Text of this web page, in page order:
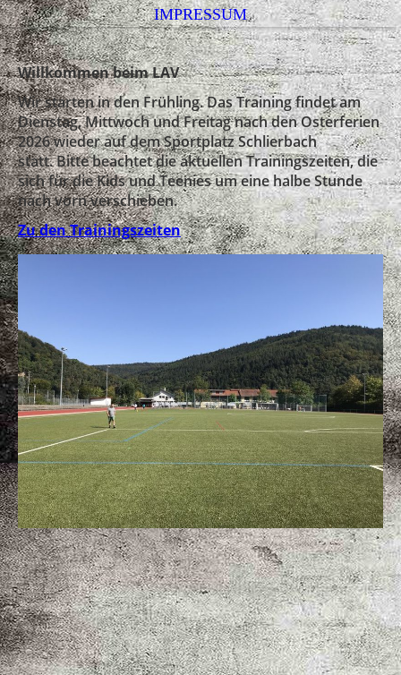
IMPRESSUM
Willkommen beim LAV
Wir starten in den Frühling. Das Training findet am
Dienstag, Mittwoch und Freitag nach den Osterferien
2026 wieder auf dem Sportplatz Schlierbach
statt.Bitte beachtet die aktuellen Trainingszeiten, die
sich für die Kids und Teenies um eine halbe Stunde
nach vorn verschieben.
Zu den Trainingszeiten